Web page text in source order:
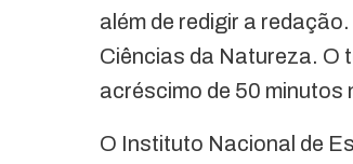
além de redigir a
Ciências da Natureza. O
acréscimo de 50 minutos
O Instituto Nacional de